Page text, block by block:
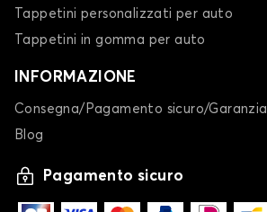
Tappetini personalizzati per auto
Tappetini in gomma per auto
INFORMAZIONE
Consegna/Pagamento sicuro/Garanzia
Blog
Pagamento sicuro